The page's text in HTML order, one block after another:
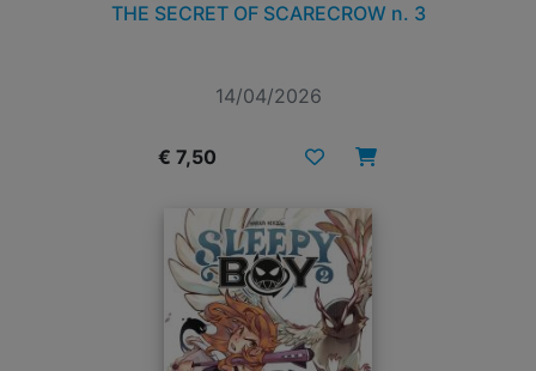
THE SECRET OF SCARECROW n. 3
14/04/2026
€ 7,50